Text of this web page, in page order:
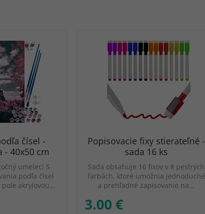
čísel -
- 40x50 cm
umelec! S
podľa čísel
akrylovou…
Popisovacie fixy stierateľné -
sada 16 ks
Sada obsahuje 16 fixov v 8 pestrých
farbách, ktoré umožnia jednoduché
a prehľadné zapisovanie na…
3.00 €